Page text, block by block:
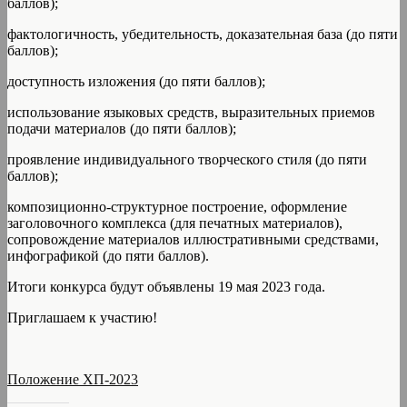
фактологичность, убедительность, доказательная база (до пяти
баллов);
доступность изложения (до пяти баллов);
использование языковых средств, выразительных приемов
подачи материалов (до пяти баллов);
проявление индивидуального творческого стиля (до пяти
баллов);
композиционно-структурное построение, оформление
заголовочного комплекса (для печатных материалов),
сопровождение материалов иллюстративными средствами,
инфографикой (до пяти баллов).
Итоги конкурса будут объявлены 19 мая 2023 года.
Приглашаем к участию!
Положение ХП-2023